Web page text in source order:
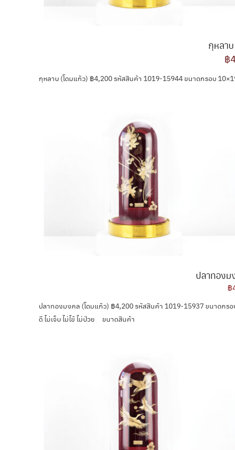
กุหลา
฿
กุหลาบ (โดมแก้ว) ฿4,200 รหัสสินค้า 1019-15944 ขนาดกรอบ
ปลาทองม
฿
ปลาทองมงคล (โดมแก้ว) ฿4,200 รหัสสินค้า 1019-15937 ขนาดก
ดี ไม่เจ็บ ไม่ไข้ ไม่ป่วย ขนาดสินค้า